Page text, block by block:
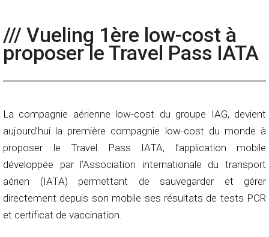
/// Vueling 1ère low-cost à
proposer le Travel Pass IATA
La compagnie aérienne low-cost du groupe IAG, devient
aujourd’hui la première compagnie low-cost du monde à
proposer le Travel Pass IATA, l’application mobile
développée par l’Association internationale du transport
aérien (IATA) permettant de sauvegarder et gérer
directement depuis son mobile ses résultats de tests PCR
et certificat de vaccination.